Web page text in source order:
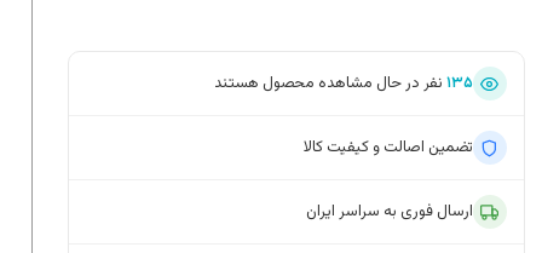
۱۳۵ نفر در حال مشاهده محصول هستند
تضمین اصالت و کیفیت کالا
ارسال فوری به سراسر ایران